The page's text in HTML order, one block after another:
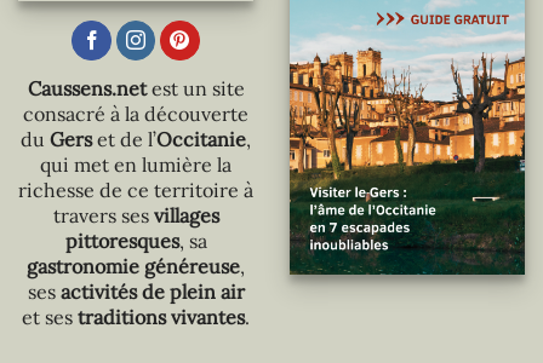
Caussens.netest un site
consacré à la découverte
du Gerset de l’Occitanie,
qui met en lumière la
richesse de ce territoire à
travers ses villages
pittoresques, sa
gastronomie généreuse,
ses activités de plein air
et ses traditions vivantes.